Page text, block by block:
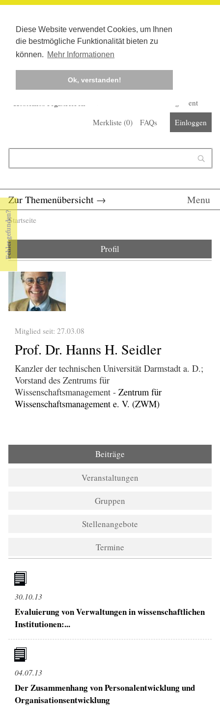
Diese Website verwendet Cookies, um Ihnen
die bestmögliche Funktionalität bieten zu
können. Mehr Informationen
Ok, verstanden!
Kostenlos registrieren
Corona-Management
Merkliste (0) FAQs Einloggen
Zur Themenübersicht → Menu
Sie sind hier
Startseite
Profil
Mitglied seit: 27.03.08
Prof. Dr. Hanns H. Seidler
Kanzler der technischen Universität Darmstadt a. D.;
Vorstand des Zentrums für
Wissenschaftsmanagement - Zentrum für
Wissenschaftsmanagement e. V. (ZWM)
Beiträge
Veranstaltungen
Gruppen
Stellenangebote
Termine
30.10.13
Evaluierung von Verwaltungen in wissenschaftlichen
Institutionen:...
04.07.13
Der Zusammenhang von Personalentwicklung und
Organisationsentwicklung